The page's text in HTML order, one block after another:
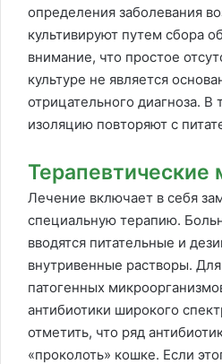
определения заболевания
культивируют путем сбора
внимание, что простое
культуре не является
отрицательного диагноза. В
изоляцию повторяют с
Терапевтические
Лечение включает в себя
специальную терапию.
вводятся питательные и
внутривенные растворы.
патогенных
антибиотики широкого
отметить, что ряд
«проколоть» кошке. Если